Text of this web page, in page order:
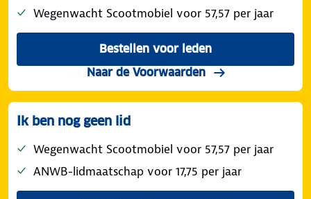
Wegenwacht Scootmobiel voor 57,57 per jaar
Bestellen voor leden
pechhulp voor je
Naar de Voorwaardenvan Wegenwacht
Ik ben nog geen lid
Wegenwacht Scootmobiel voor 57,57 per jaar
ANWB-lidmaatschap voor 17,75 per jaar